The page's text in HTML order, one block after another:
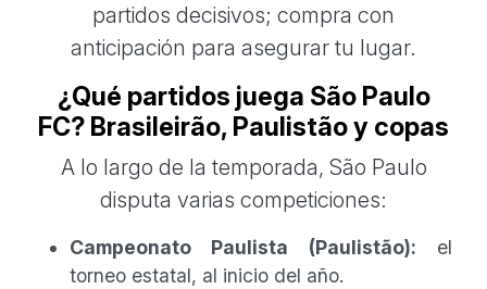
partidos decisivos; compra con
anticipación para asegurar tu lugar.
¿Qué partidos juega São Paulo
FC? Brasileirão, Paulistão y copas
A lo largo de la temporada, São Paulo
disputa varias competiciones:
Campeonato Paulista (Paulistão): el
torneo estatal, al inicio del año.